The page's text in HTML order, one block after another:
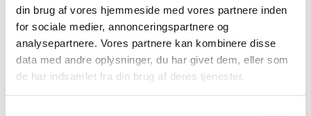
din brug af vores hjemmeside med vores partnere inden
for sociale medier, annonceringspartnere og
analysepartnere. Vores partnere kan kombinere disse
data med andre oplysninger, du har givet dem, eller som
de har indsamlet fra din brug af deres tjenester.
18. marts
16. april
20. maj
25. juni
20. august
17. september